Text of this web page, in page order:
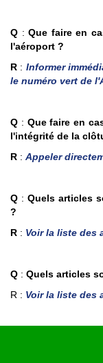
Q :Que faire en
l'aéroport ?
R : Informer
le numéro vert de
Q : Que faire en
l'intégrité de la
R : Appeler
Q : Quels articles
?
R : Voir la liste des
Q : Quels articles
R : Voir la liste des